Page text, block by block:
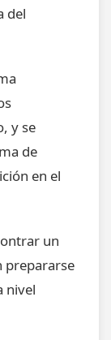
del
y se
de
en el
un
prepararse
nivel